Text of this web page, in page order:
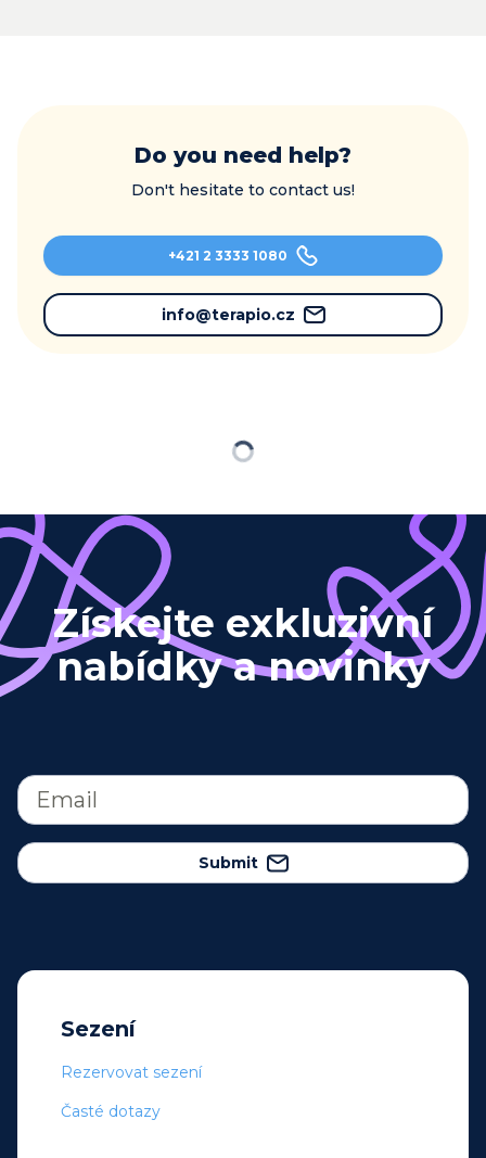
Do you need help?
Don't hesitate to contact us!
+421 2 3333 1080
info@terapio.cz
Loading
Získejte exkluzivní
nabídky a novinky
Submit
Sezení
Rezervovat sezení
Časté dotazy